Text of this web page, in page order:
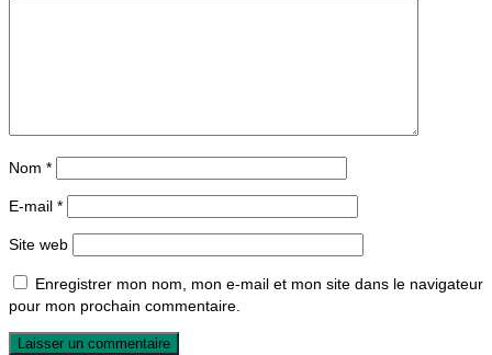
Nom *
E-mail *
Site web
Enregistrer mon nom, mon e-mail et mon site dans le navigateur
pour mon prochain commentaire.